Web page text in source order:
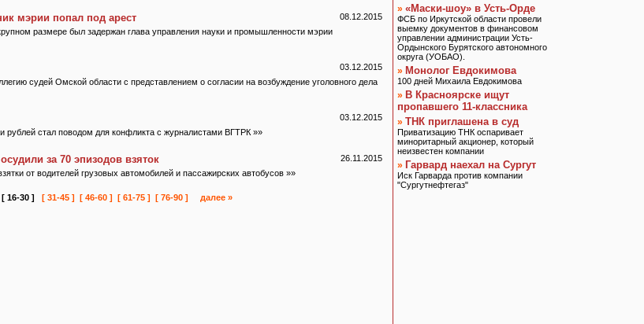
мэрии попал под арест
08.12.2015
размере был задержан глава управления науки и промышленности мэрии
03.12.2015
судей Омской области с представлением о согласии на возбуждение уголовного дела
03.12.2015
рублей стал поводом для конфликта с журналистами ВГТРК »»
за 70 эпизодов взяток
26.11.2015
от водителей грузовых автомобилей и пассажирских автобусов »»
[ 16-30 ] [ 31-45 ] [ 46-60 ] [ 61-75 ] [ 76-90 ] далее »
» «Маски-шоу» в Усть-Орде
ФСБ по Иркутской области провели
выемку документов в финансовом
управлении администрации Усть-
Ордынского Бурятского автономного
округа (УОБАО).
» Монолог Евдокимова
100 дней Михаила Евдокимова
» В Красноярске ищут
пропавшего 11-классника
» ТНК приглашена в суд
Приватизацию ТНК оспаривает
миноритарный акционер, который
неизвестен компании
» Гарвард наехал на Сургут
Иск Гарварда против компании
"Сургутнефтегаз"